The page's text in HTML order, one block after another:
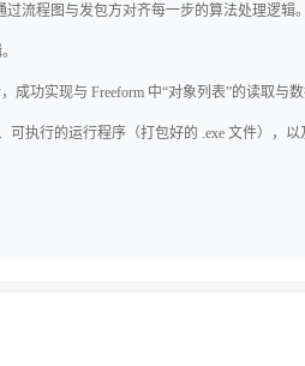
流程图与发包方对齐每一步的算法处理逻辑。
成功实现与 Freeform 中“对象列表”的读取与
执行的运行程序（打包好的 .exe 文件），以